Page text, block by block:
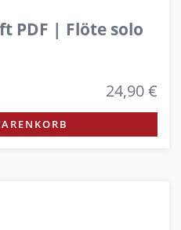
PDF | Flöte solo
24,90 €